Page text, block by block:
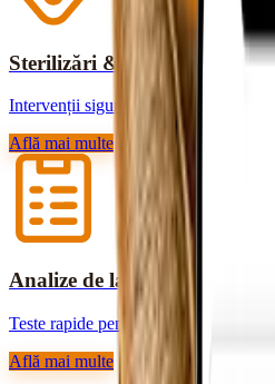
Sterilizări & chirurgie
Intervenții sigure, cu recuperare rapidă.
Află mai multe
Analize de laborator
Teste rapide pentru diagnostic corect.
Află mai multe